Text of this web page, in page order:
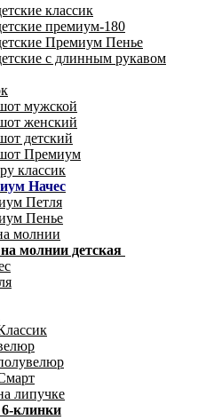
классик
премиум-180
Премиум Пенье
с длинным рукавом
мужской
женский
детский
Премиум
классик
Начес
Петля
Пенье
молнии
молнии детская
липучке
клинки